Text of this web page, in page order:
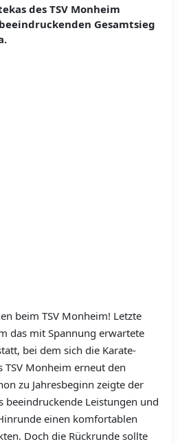
des TSV Monheim
Gesamtsieg
beim TSV Monheim! Letzte
das mit Spannung erwartete
bei dem sich die Karate-
TSV Monheim erneut den
zu Jahresbeginn zeigte der
beeindruckende Leistungen und
einen komfortablen
Doch die Rückrunde sollte